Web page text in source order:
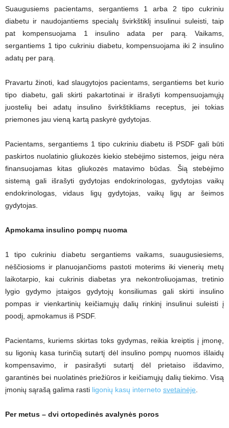
Suaugusiems pacientams, sergantiems 1 arba 2 tipo cukriniu
diabetu ir naudojantiems specialų švirkštiklį insulinui suleisti, taip
pat kompensuojama 1 insulino adata per parą. Vaikams,
sergantiems 1 tipo cukriniu diabetu, kompensuojama iki 2 insulino
adatų per parą.
Pravartu žinoti, kad slaugytojos pacientams, sergantiems bet kurio
tipo diabetu, gali skirti pakartotinai ir išrašyti kompensuojamųjų
juostelių bei adatų insulino švirkštikliams receptus, jei tokias
priemones jau vieną kartą paskyrė gydytojas.
Pacientams, sergantiems 1 tipo cukriniu diabetu iš PSDF gali būti
paskirtos nuolatinio gliukozės kiekio stebėjimo sistemos, jeigu nėra
finansuojamas kitas gliukozės matavimo būdas. Šią stebėjimo
sistemą gali išrašyti gydytojas endokrinologas, gydytojas vaikų
endokrinologas, vidaus ligų gydytojas, vaikų ligų ar šeimos
gydytojas.
Apmokama insulino pompų nuoma
1 tipo cukriniu diabetu sergantiems vaikams, suaugusiesiems,
nėščiosioms ir planuojančioms pastoti moterims iki vienerių metų
laikotarpio, kai cukrinis diabetas yra nekontroliuojamas, tretinio
lygio gydymo įstaigos gydytojų konsiliumas gali skirti insulino
pompas ir vienkartinių keičiamųjų dalių rinkinį insulinui suleisti į
poodį, apmokamus iš PSDF.
Pacientams, kuriems skirtas toks gydymas, reikia kreiptis į įmonę,
su ligonių kasa turinčią sutartį dėl insulino pompų nuomos išlaidų
kompensavimo, ir pasirašyti sutartį dėl prietaiso išdavimo,
garantinės bei nuolatinės priežiūros ir keičiamųjų dalių tiekimo. Visą
įmonių sąrašą galima rasti ligonių kasų interneto svetainėje
Per metus – dvi ortopedinės avalynės poros